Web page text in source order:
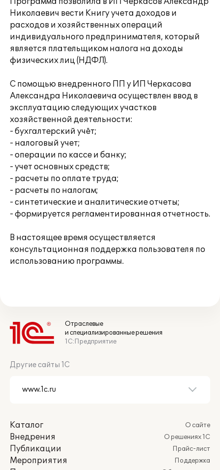
Николаевич вести Книгу учета доходов и
расходов и хозяйственных операций
индивидуального предпринимателя, который
является плательщиком налога на доходы
физических лиц (НДФЛ).
С помощью внедренного ПП у ИП Черкасова
Александра Николаевича осуществлен ввод в
эксплуатацию следующих участков
хозяйственной деятельности:
- бухгалтерский учёт;
- налоговый учет;
- операции по кассе и банку;
- учет основных средств;
- расчеты по оплате труда;
- расчеты по налогам;
- синтетические и аналитические отчеты;
- формируется регламентированная отчетность.
В настоящее время осуществляется
консультационная поддержка пользователя по
использованию программы.
Отраслевые
и специализированные решения
1С:Предприятие
Другие сайты 1С
Каталог
Внедрения
Публикации
Мероприятия
О сайте
О решениях 1С
Прайс-лист
Поддержка